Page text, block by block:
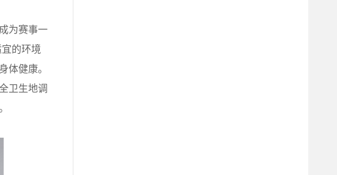
为赛事一
的环境
体健康。
卫生地调